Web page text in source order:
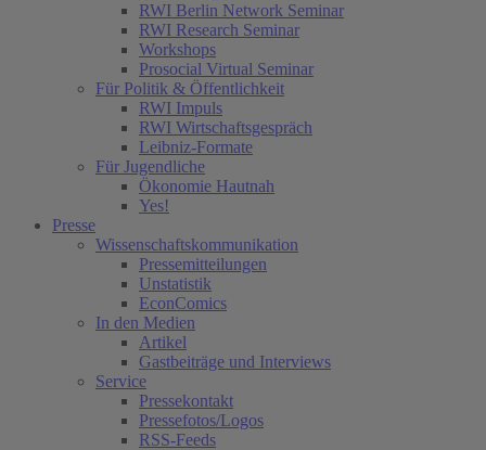
RWI Berlin Network Seminar
RWI Research Seminar
Workshops
Prosocial Virtual Seminar
Für Politik & Öffentlichkeit
RWI Impuls
RWI Wirtschaftsgespräch
Leibniz-Formate
Für Jugendliche
Ökonomie Hautnah
Yes!
Presse
Wissenschaftskommunikation
Pressemitteilungen
Unstatistik
EconComics
In den Medien
Artikel
Gastbeiträge und Interviews
Service
Pressekontakt
Pressefotos/Logos
RSS-Feeds